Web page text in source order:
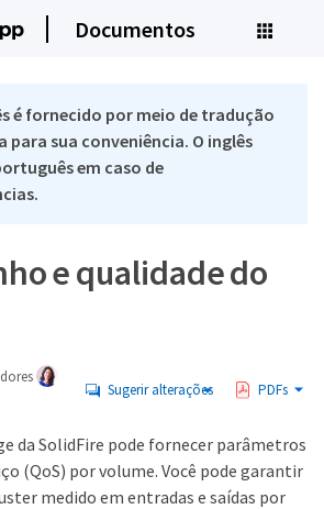
Documentos
é fornecido por meio de tradução
sua conveniência. O inglês
em caso de
e qualidade do
Sugerir alterações PDFs
da SolidFire pode fornecer parâmetros
(QoS) por volume. Você pode garantir
medido em entradas e saídas por